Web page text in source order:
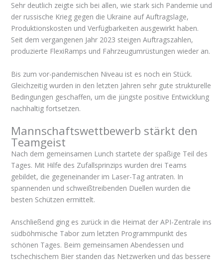
Sehr deutlich zeigte sich bei allen, wie stark sich Pandemie und
der russische Krieg gegen die Ukraine auf Auftragslage,
Produktionskosten und Verfügbarkeiten ausgewirkt haben.
Seit dem vergangenen Jahr 2023 steigen Auftragszahlen,
produzierte FlexiRamps und Fahrzeugumrüstungen wieder an.
Bis zum vor-pandemischen Niveau ist es noch ein Stück.
Gleichzeitig wurden in den letzten Jahren sehr gute strukturelle
Bedingungen geschaffen, um die jüngste positive Entwicklung
nachhaltig fortsetzen.
Mannschaftswettbewerb stärkt den
Teamgeist
Nach dem gemeinsamen Lunch startete der spaßige Teil des
Tages. Mit Hilfe des Zufallsprinzips wurden drei Teams
gebildet, die gegeneinander im Laser-Tag antraten. In
spannenden und schweißtreibenden Duellen wurden die
besten Schützen ermittelt.
Anschließend ging es zurück in die Heimat der API-Zentrale ins
südböhmische Tabor zum letzten Programmpunkt des
schönen Tages. Beim gemeinsamen Abendessen und
tschechischem Bier standen das Netzwerken und das bessere